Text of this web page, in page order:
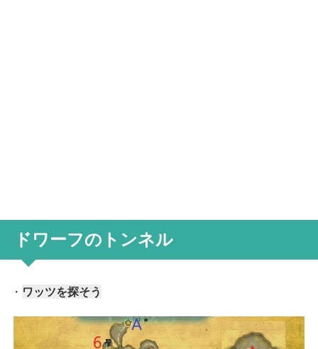
ドワーフのトンネル
・ ワッツを探そう